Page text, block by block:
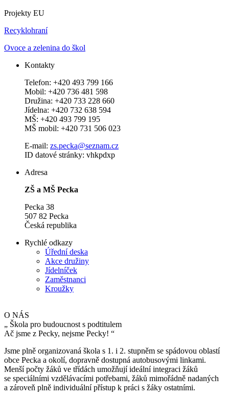
Projekty EU
Recyklohraní
Ovoce a zelenina do škol
Kontakty
Telefon: +420 493 799 166
Mobil: +420 736 481 598
Družina: +420 733 228 660
Jídelna: +420 732 638 594
MŠ: +420 493 799 195
MŠ mobil: +420 731 506 023
E-mail: zs.pecka@seznam.cz
ID datové stránky: vhkpdxp
Adresa
ZŠ a MŠ Pecka
Pecka 38
507 82 Pecka
Česká republika
Rychlé odkazy
Úřední deska
Akce družiny
Jídelníček
Zaměstnanci
Kroužky
O NÁS
„ Škola pro budoucnost s podtitulem
Ač jsme z Pecky, nejsme Pecky! “
Jsme plně organizovaná škola s 1. i 2. stupněm se spádovou oblastí
obce Pecka a okolí, dopravně dostupná autobusovými linkami.
Menší počty žáků ve třídách umožňují ideální integraci žáků
se speciálními vzdělávacími potřebami, žáků mimořádně nadaných
a zároveň plně individuální přístup k práci s žáky ostatními.